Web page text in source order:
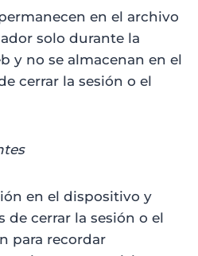
en el archivo
solo durante la
y no se almacenan en el
cerrar la sesión o el
en el dispositivo y
de cerrar la sesión o el
para recordar